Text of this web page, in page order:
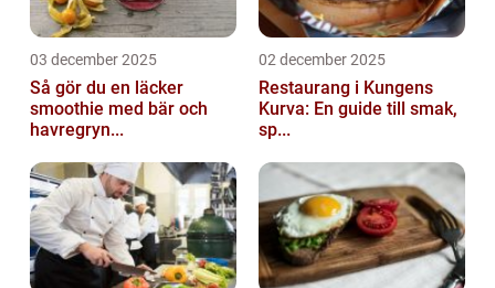
03 december 2025
Så gör du en läcker
smoothie med bär och
havregryn...
02 december 2025
Restaurang i Kungens
Kurva: En guide till smak,
sp...